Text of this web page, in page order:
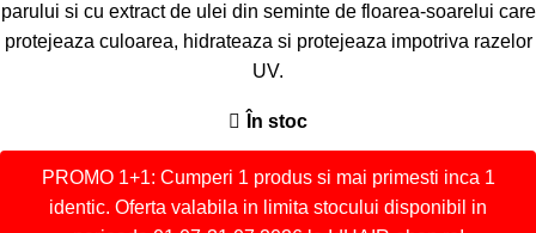
parului si cu extract de ulei din seminte de floarea-soarelui care
protejeaza culoarea, hidrateaza si protejeaza impotriva razelor
UV.
În stoc
PROMO 1+1: Cumperi 1 produs si mai primesti inca 1
identic. Oferta valabila in limita stocului disponibil in